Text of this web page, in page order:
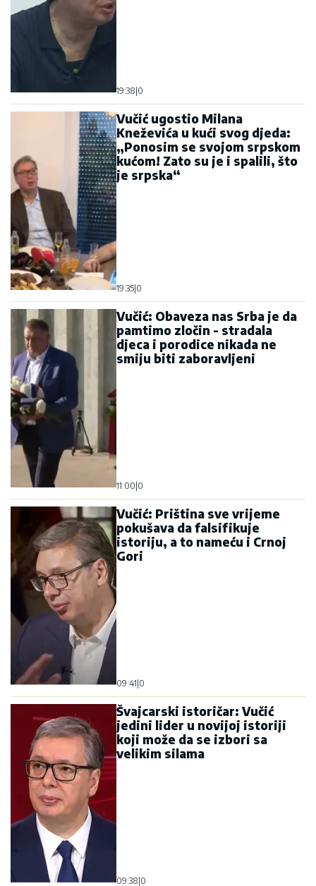
19:38|0
Vučić ugostio Milana
Kneževića u kući svog djeda:
„Ponosim se svojom srpskom
kućom! Zato su je i spalili, što
je srpska“
19:35|0
Vučić: Obaveza nas Srba je da
pamtimo zločin - stradala
djeca i porodice nikada ne
smiju biti zaboravljeni
11:00|0
Vučić: Priština sve vrijeme
pokušava da falsifikuje
istoriju, a to nameću i Crnoj
Gori
09:41|0
Švajcarski istoričar: Vučić
jedini lider u novijoj istoriji
koji može da se izbori sa
velikim silama
09:38|0